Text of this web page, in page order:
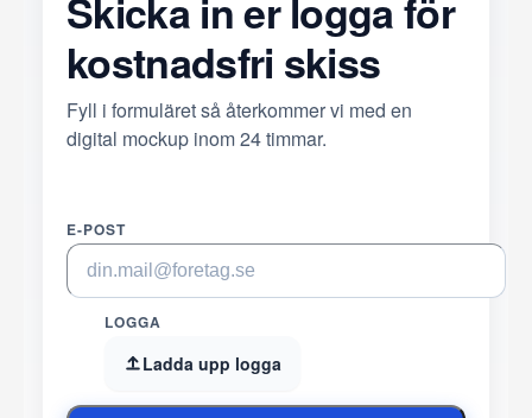
Skicka in er logga för
kostnadsfri skiss
Fyll i formuläret så återkommer vi med en
digital mockup inom 24 timmar.
E-POST
LOGGA
Ladda upp logga